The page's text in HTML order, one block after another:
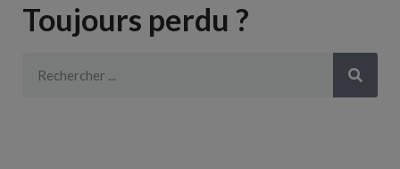
Toujours perdu ?